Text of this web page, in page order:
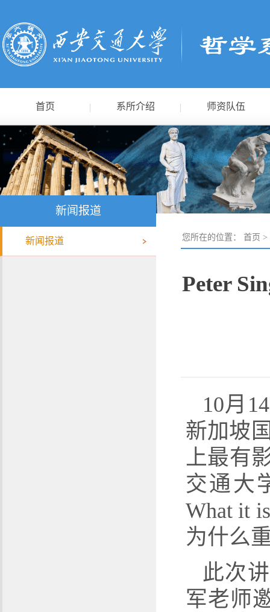
首页 系所介绍 师资队伍
新闻报道
新闻报道 您所在的位置： 首页 >
Peter
10月 14
新加坡
上最有
交通大
What it
为什么
此次
军老师